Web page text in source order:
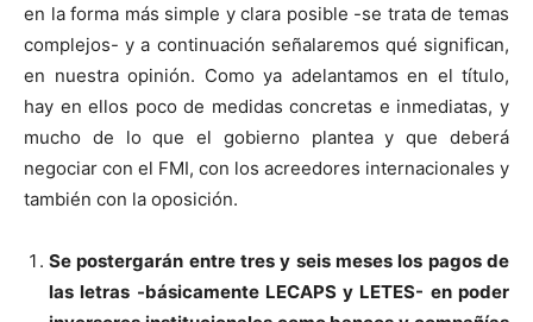
en la forma más simple y clara posible -se trata de temas
complejos- y a continuación señalaremos qué significan,
en nuestra opinión. Como ya adelantamos en el título,
hay en ellos poco de medidas concretas e inmediatas, y
mucho de lo que el gobierno plantea y que deberá
negociar con el FMI, con los acreedores internacionales y
también con la oposición.
Se postergarán entre tres y seis meses los pagos de
las letras -básicamente LECAPS y LETES- en poder